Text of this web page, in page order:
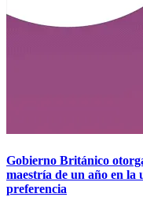
Gobierno Británico
maestría de un año en
preferencia